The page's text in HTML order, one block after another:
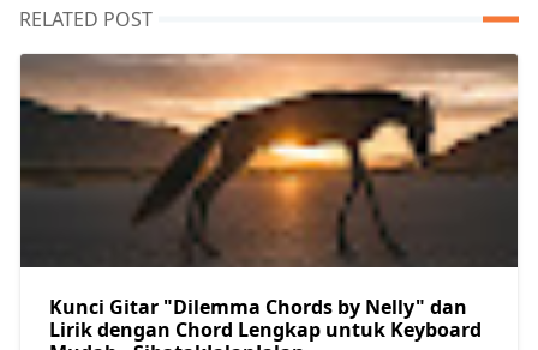
RELATED POST
Kunci Gitar "Dilemma Chords by Nelly" dan
Lirik dengan Chord Lengkap untuk Keyboard